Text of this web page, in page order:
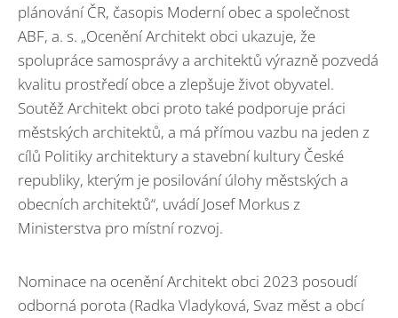
plánování ČR, časopis Moderní obec a společnost
ABF, a. s. „Ocenění Architekt obci ukazuje, že
spolupráce samosprávy a architektů výrazně pozvedá
kvalitu prostředí obce a zlepšuje život obyvatel.
Soutěž Architekt obci proto také podporuje práci
městských architektů, a má přímou vazbu na jeden z
cílů Politiky architektury a stavební kultury České
republiky, kterým je posilování úlohy městských a
obecních architektů“, uvádí Josef Morkus z
Ministerstva pro místní rozvoj.
Nominace na ocenění Architekt obci 2023 posoudí
odborná porota (Radka Vladyková, Svaz měst a obcí